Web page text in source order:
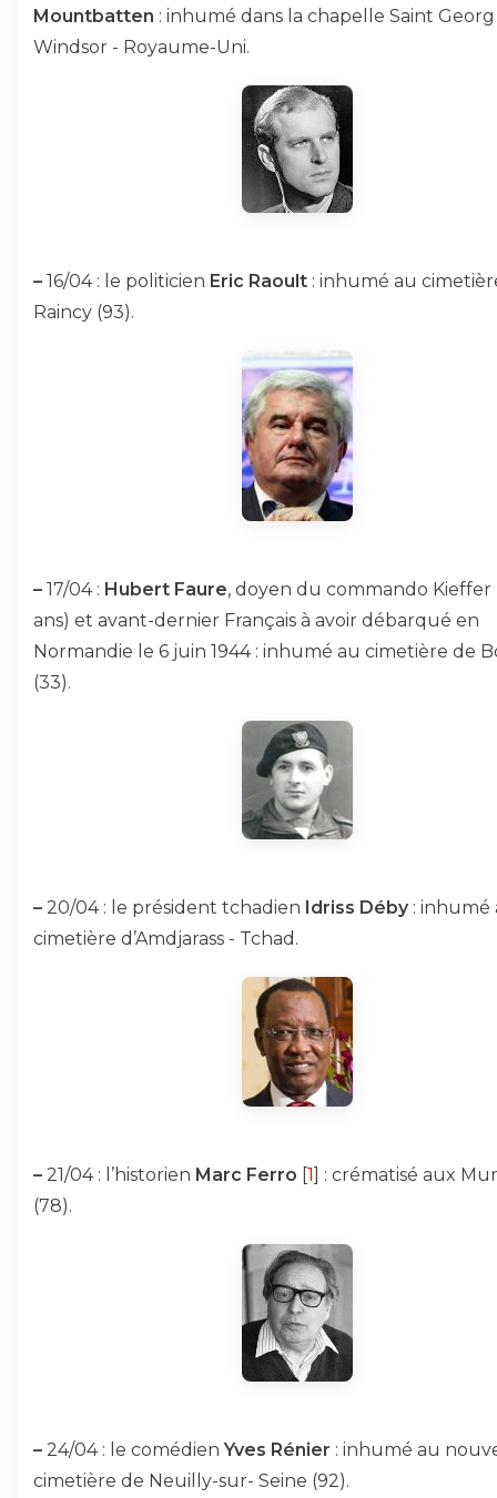
Mountbatten : inhumé dans la chapelle Saint
Windsor - Royaume-Uni.
– 16/04 : le politicien Eric Raoult : inhumé au
Raincy (93).
– 17/04 : Hubert Faure, doyen du commando Kieffer
ans) et avant-dernier Français à avoir débarqué en
Normandie le 6 juin 1944 : inhumé au cimetière de
(33).
– 20/04 : le président tchadien Idriss Déby : inhumé
cimetière d’Amdjarass - Tchad.
– 21/04 : l’historien Marc Ferro [1] : crématisé aux
(78).
– 24/04 : le comédienYves Rénier : inhumé au
cimetière de Neuilly-sur- Seine (92).